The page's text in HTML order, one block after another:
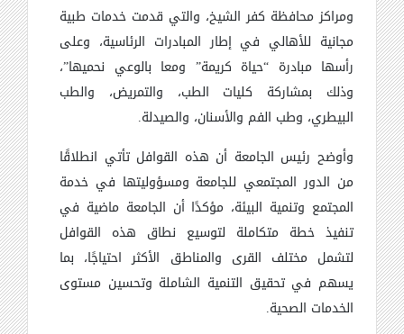
ومراكز محافظة كفر الشيخ، والتي قدمت خدمات طبية
مجانية للأهالي في إطار المبادرات الرئاسية، وعلى
رأسها مبادرة “حياة كريمة” ومعا بالوعي نحميها”،
وذلك بمشاركة كليات الطب، والتمريض، والطب
البيطري، وطب الفم والأسنان، والصيدلة.
وأوضح رئيس الجامعة أن هذه القوافل تأتي انطلاقًا
من الدور المجتمعي للجامعة ومسؤوليتها في خدمة
المجتمع وتنمية البيئة، مؤكدًا أن الجامعة ماضية في
تنفيذ خطة متكاملة لتوسيع نطاق هذه القوافل
لتشمل مختلف القرى والمناطق الأكثر احتياجًا، بما
يسهم في تحقيق التنمية الشاملة وتحسين مستوى
الخدمات الصحية.